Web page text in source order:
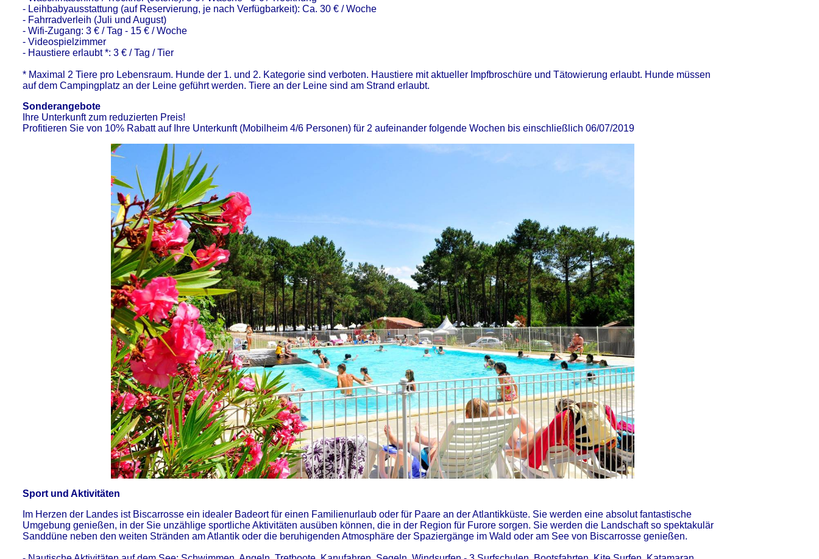
- Leihbabyausstattung (auf Reservierung, je nach Verfügbarkeit): Ca. 30 € / Woche
- Fahrradverleih (Juli und August)
- Wifi-Zugang: 3 € / Tag - 15 € / Woche
- Videospielzimmer
- Haustiere erlaubt *: 3 € / Tag / Tier
* Maximal 2 Tiere pro Lebensraum. Hunde der 1. und 2. Kategorie sind verboten. Haustiere mit aktueller Impfbroschüre und Tätowierung erlaubt. Hunde müssen
auf dem Campingplatz an der Leine geführt werden. Tiere an der Leine sind am Strand erlaubt.
Sonderangebote
Ihre Unterkunft zum reduzierten Preis!
Profitieren Sie von 10% Rabatt auf Ihre Unterkunft (Mobilheim 4/6 Personen) für 2 aufeinander folgende Wochen bis einschließlich 06/07/2019
Sport und Aktivitäten
Im Herzen der Landes ist Biscarrosse ein idealer Badeort für einen Familienurlaub oder für Paare an der Atlantikküste. Sie werden eine absolut fantastische
Umgebung genießen, in der Sie unzählige sportliche Aktivitäten ausüben können, die in der Region für Furore sorgen. Sie werden die Landschaft so spektakulär
Sanddüne neben den weiten Stränden am Atlantik oder die beruhigenden Atmosphäre der Spaziergänge im Wald oder am See von Biscarrosse genießen.